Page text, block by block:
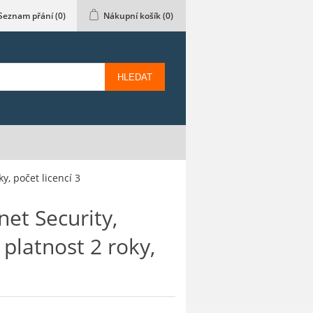
přání(0) Nákupní košík(0)
HLEDAT
počet licencí 3
Security,
2 roky,